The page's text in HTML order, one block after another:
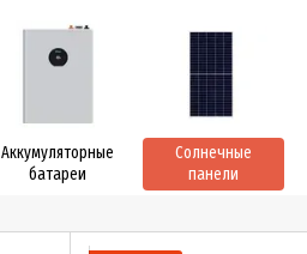
Аккумуляторные
батареи
Солнечные
панели